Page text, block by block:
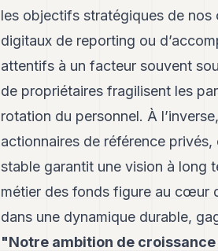
les objectifs stratégiques de nos
digitaux de reporting ou
attentifs à un facteur souvent
de propriétaires fragilisent les
rotation du personnel. À
actionnaires de référence
stable garantit une vision à long
métier des fonds figure au cœur
dans une dynamique durable,
"Notre ambition de